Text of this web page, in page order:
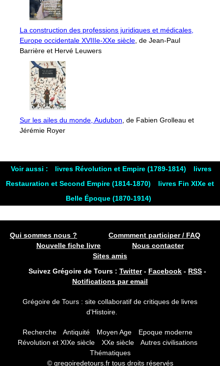
La construction des professions juridiques et médicales,
Europe occidentale XVIIIe-XXe siècle, de Jean-Paul
Barrière et Hervé Leuwers
Sur les ailes du monde, Audubon, de Fabien Grolleau et
Jérémie Royer
Voir aussi : livres Révolution et Empire (1789-1814)
livres
Restauration et Second Empire (1814-1870)
livres Fin XIXe et
Belle Époque (1870-1914)
Qui sommes nous ?
Commment participer / FAQ
Nouvelle fiche livre
Nous contacter
Sites amis
Suivez Grégoire de Tours : Twitter- Facebook - RSS -
Notifications par email
Grégoire de Tours : site collaboratif de critiques de livres
d'Histoire.
Recherche Antiquité Moyen Age
Epoque moderne
Révolution et XIXe siècle
XXe siècle
Autres civilisations
Thématiques
© gregoiredetours.fr tous droits réservés